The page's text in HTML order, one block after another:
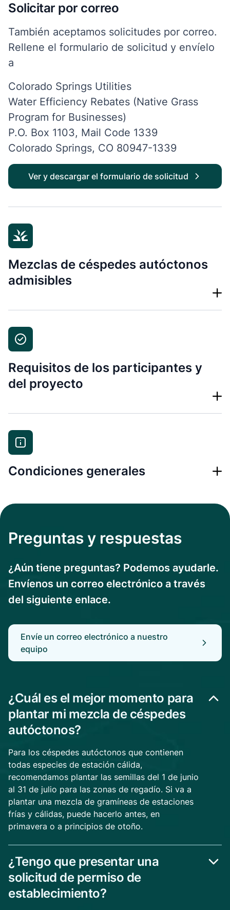
Solicitar por correo
También aceptamos solicitudes por correo.
Rellene el formulario de solicitud y envíelo
a
Colorado Springs Utilities
Water Efficiency Rebates (Native Grass
Program for Businesses)
P.O. Box 1103, Mail Code 1339
Colorado Springs, CO 80947-1339
Ver y descargar el formulario de solicitud
Mezclas de céspedes autóctonos
admisibles
Requisitos de los participantes y
del proyecto
Condiciones generales
Preguntas y respuestas
¿Aún tiene preguntas? Podemos ayudarle.
Envíenos un correo electrónico a través
del siguiente enlace.
Envíe un correo electrónico a nuestro
equipo
¿Cuál es el mejor momento para
plantar mi mezcla de céspedes
autóctonos?
Para los céspedes autóctonos que contienen
todas especies de estación cálida,
recomendamos plantar las semillas del 1 de junio
al 31 de julio para las zonas de regadío. Si va a
plantar una mezcla de gramíneas de estaciones
frías y cálidas, puede hacerlo antes, en
primavera o a principios de otoño.
¿Tengo que presentar una
solicitud de permiso de
establecimiento?